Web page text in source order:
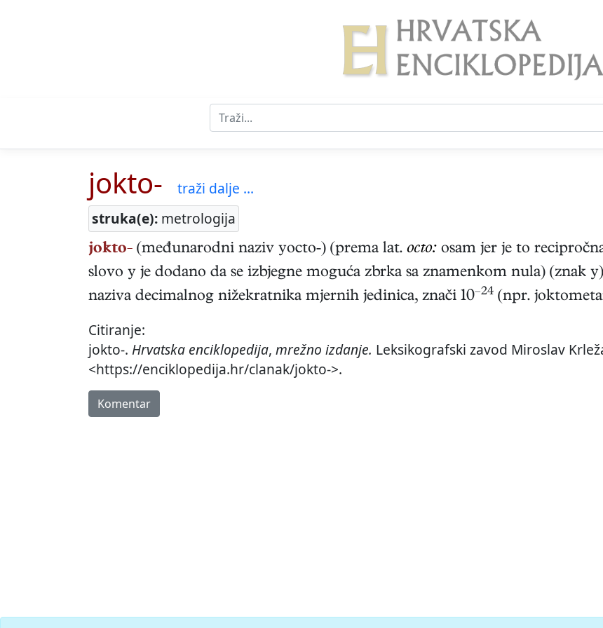
jokto-
traži dalje ...
struka(e): metrologija
jokto- (međunarodni naziv yocto-) (prema lat. octo: osam jer je to
slovo y je dodano da se izbjegne moguća zbrka sa znamenkom nula) (znak
naziva decimalnog nižekratnika mjernih jedinica, znači 10–24 (npr.
Citiranje:
jokto-. Hrvatska enciklopedija, mrežno izdanje. Leksikografski zavod Miroslav
<https://enciklopedija.hr/clanak/jokto->.
Komentar